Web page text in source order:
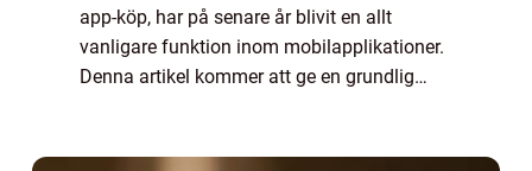
app-köp, har på senare år blivit en allt
vanligare funktion inom mobilapplikationer.
Denna artikel kommer att ge en grundlig